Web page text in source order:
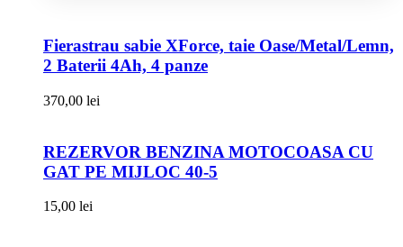
Fierastrau sabie XForce, taie Oase/Metal/Lemn,
2 Baterii 4Ah, 4 panze
370,00 lei
REZERVOR BENZINA MOTOCOASA CU
GAT PE MIJLOC 40-5
15,00 lei